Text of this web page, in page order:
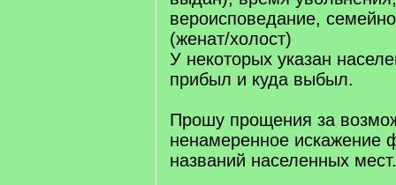
вероисповедание,
(женат/холост)
У некоторых указан
прибыл и куда выбыл.
Прошу прощения за
ненамеренное искажение
названий населенных мест.